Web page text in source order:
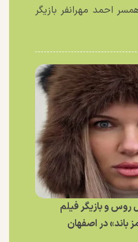
احمد مهرانفر بازیگر
روس و بازیگر فیلم
باند» در اصفهان